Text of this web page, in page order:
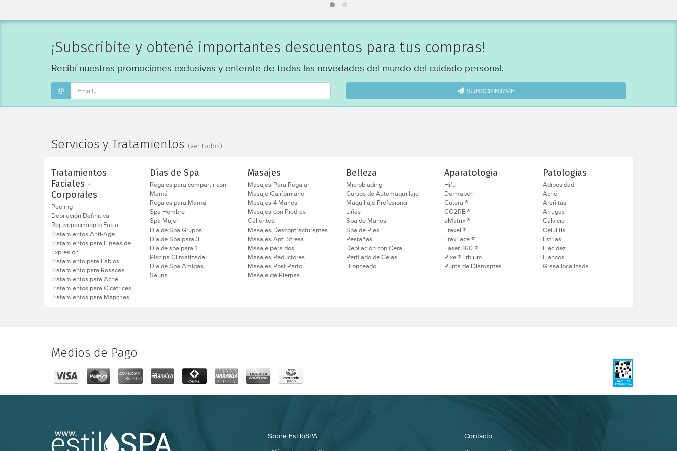
¡Subscribite y obtené importantes descuentos para tus compras!
Recibí nuestras promociones exclusivas y enterate de todas las novedades del mundo del cuidado personal.
SUBSCRIBIRME
Servicios y Tratamientos (ver todos)
Tratamientos
Faciales -
Corporales
Peeling
Depilación Definitiva
Rejuvenecimiento Facial
Tratamientos Anti-Age
Tratamientos para Líneas de
Expresión
Tratamiento para Labios
Tratamiento para Rosácea
Tratamientos para Acné
Tratamientos para Cicatrices
Tratamientos para Manchas
Días de Spa
Regalos para compartir con
Mamá
Regalos para Mamá
Spa Hombre
Spa Mujer
Dia de Spa Grupos
Día de Spa para 3
Dia de spa para 1
Piscina Climatizada
Día de Spa Amigas
Sauna
Masajes
Masajes Para Regalar
Masaje Californiano
Masajes 4 Manos
Masajes con Piedras
Calientes
Masajes Descontracturantes
Masajes Anti Stress
Masaje para dos
Masajes Reductores
Masajes Post Parto
Masaje de Piernas
Belleza
Microblading
Cursos de Automaquillaje
Maquillaje Profesional
Uñas
Spa de Manos
Spa de Pies
Pestañas
Depilación con Cera
Perfilado de Cejas
Bronceado
Aparatologia
Hifu
Dermapen
Cutera ®
CO2RE ®
eMatrix ®
Fraxel ®
FraxFace ®
Láser 360 ®
Pixel® Erbium
Punta de Diamantes
Patologias
Adiposidad
Acné
Arañitas
Arrugas
Calvicie
Celulitis
Estrías
Flacidez
Flancos
Grasa localizada
Medios de Pago
Sobre EstiloSPA
Contacto